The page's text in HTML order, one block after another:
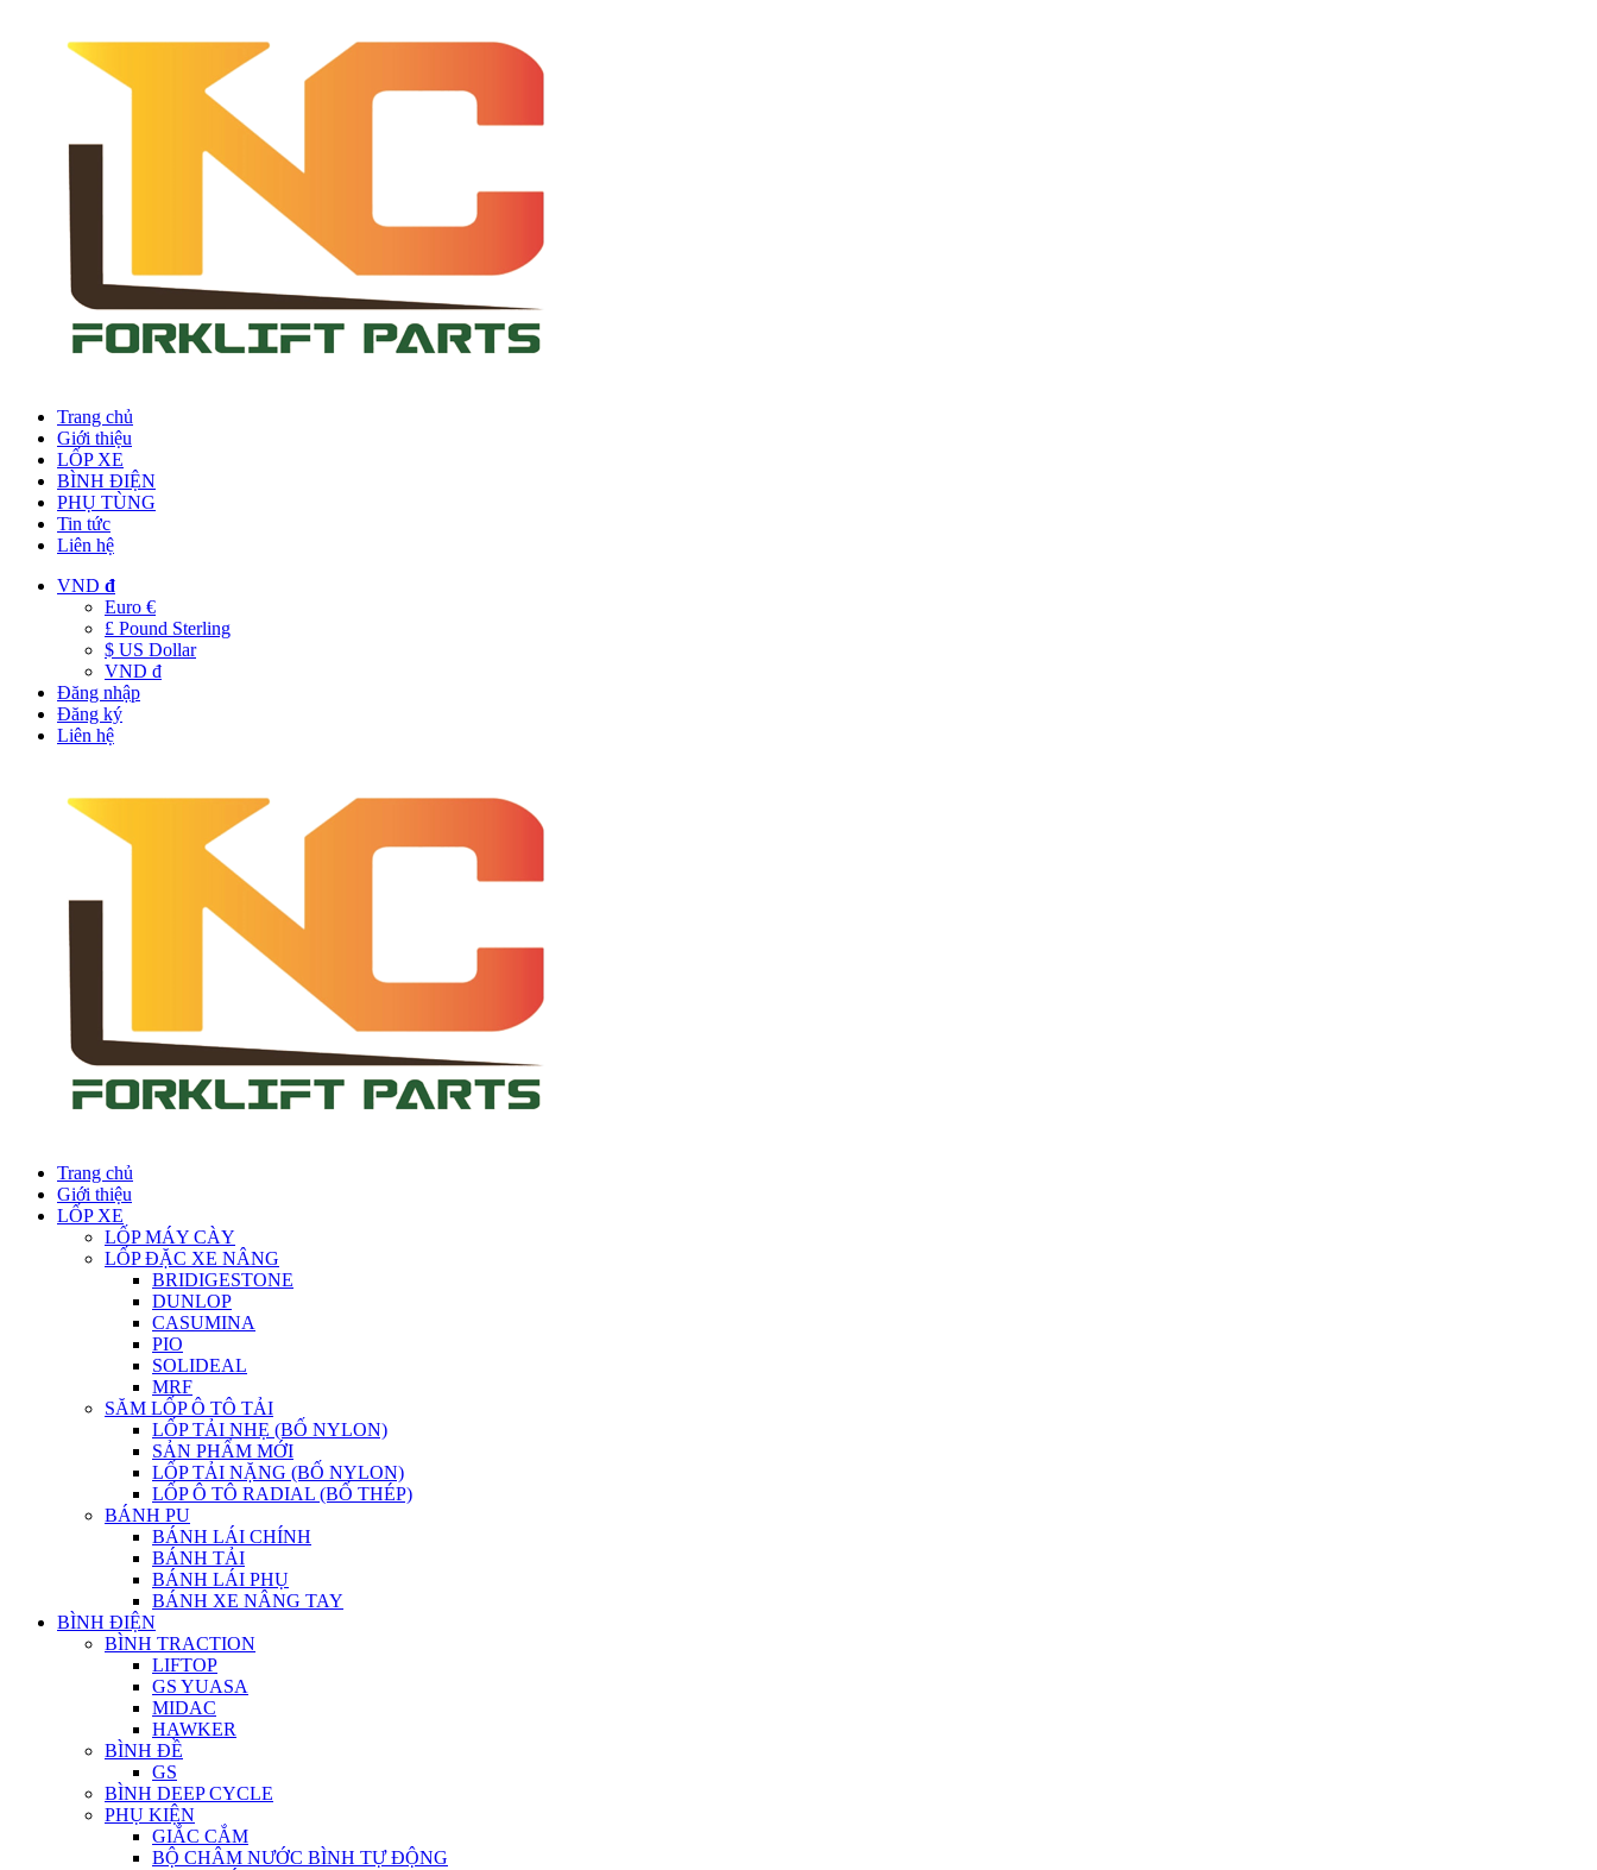
Trang chủ
Giới thiệu
LỐP XE
BÌNH ĐIỆN
PHỤ TÙNG
Tin tức
Liên hệ
VND đ
Euro €
£ Pound Sterling
$ US Dollar
VND đ
Đăng nhập
Đăng ký
Liên hệ
Trang chủ
Giới thiệu
LỐP XE
LỐP MÁY CÀY
LỐP ĐẶC XE NÂNG
BRIDIGESTONE
DUNLOP
CASUMINA
PIO
SOLIDEAL
MRF
SĂM LỐP Ô TÔ TẢI
LỐP TẢI NHẸ (BỐ NYLON)
SẢN PHẨM MỚI
LỐP TẢI NẶNG (BỐ NYLON)
LỐP Ô TÔ RADIAL (BỐ THÉP)
BÁNH PU
BÁNH LÁI CHÍNH
BÁNH TẢI
BÁNH LÁI PHỤ
BÁNH XE NÂNG TAY
BÌNH ĐIỆN
BÌNH TRACTION
LIFTOP
GS YUASA
MIDAC
HAWKER
BÌNH ĐỀ
GS
BÌNH DEEP CYCLE
PHỤ KIỆN
GIẮC CẮM
BỘ CHÂM NƯỚC BÌNH TỰ ĐỘNG